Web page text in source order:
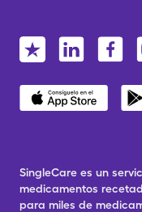
SingleCare es un
medicamentos
para miles de